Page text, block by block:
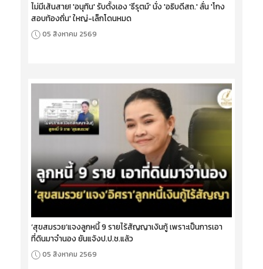
ไม่มีเส้นสาย! 'อนุทิน' รับตั้งเอง 'ธีรุตม์' นั่ง 'อธิบดีสถ.' ลั่น 'โกง
สอบท้องถิ่น' ใหญ่-เล็กโดนหมด
05 สิงหาคม 2569
‘สุขสมรวย’แจงลูกหนี้ 9 รายไร้สัญญาเงินกู้ เพราะเป็นการเอา
ที่ดินมาจำนอง ยันแจ้งป.ป.ช.แล้ว
05 สิงหาคม 2569